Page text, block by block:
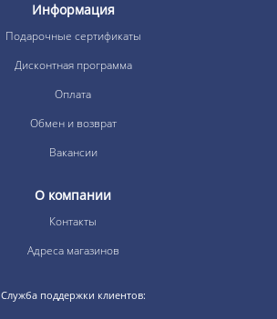
Информация
Подарочные сертификаты
Дисконтная программа
Оплата
Обмен и возврат
Вакансии
О компании
Контакты
Адреса магазинов
Служба поддержки клиентов: